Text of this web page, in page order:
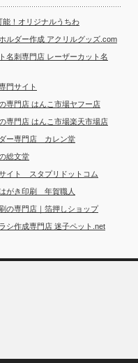
能！オリジナルうちわ
ルダー作成 アクリルグッズ.com
名刺専門店 レーザーカット名
門サイト
専門店 はんこ市場ヤフー店
専門店 はんこ市場楽天市場店
ー専門店 カレン堂
総文堂
イト スタプリドットコム
がき印刷 年賀職人
の専門店｜箔押しショップ
シ作成専門店 迷子ペット.net